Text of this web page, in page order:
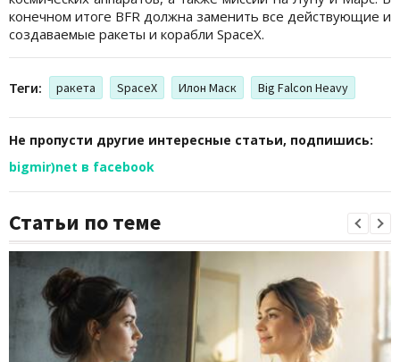
конечном итоге BFR должна заменить все действующие и
создаваемые ракеты и корабли SpaceX.
Теги: ракета SpaceX Илон Маск Big Falcon Heavy
Не пропусти другие интересные статьи, подпишись:
bigmir)net в facebook
Статьи по теме